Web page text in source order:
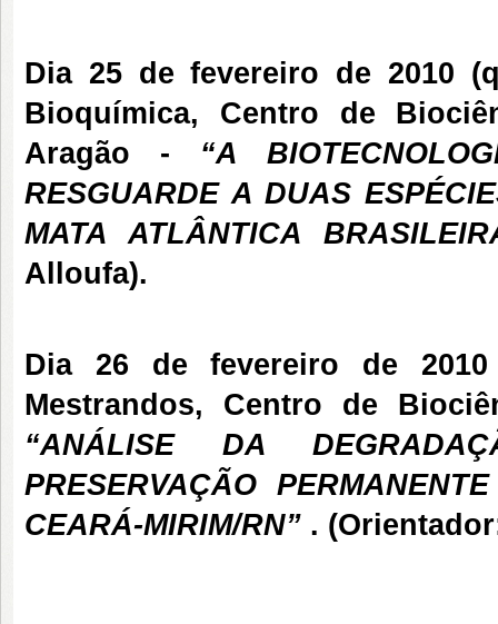
Dia 25 de fevereiro de 2010
Bioquímica, Centro de
Aragão - “A
RESGUARDE A DUAS
MATA ATLÂNTICA
Alloufa).
Dia 26 de fevereiro de
Mestrandos, Centro de
“ANÁLISE DA
PRESERVAÇÃO
CEARÁ-MIRIM/RN” .